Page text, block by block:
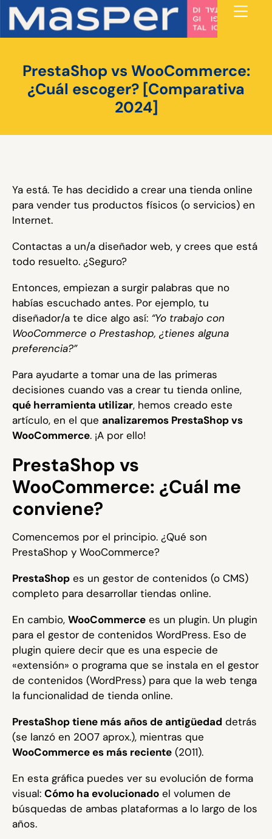
PrestaShop vs WooCommerce:
¿Cuál escoger? [Comparativa
2024]
Ya está. Te has decidido a crear una tienda online
para vender tus productos físicos (o servicios) en
Internet.
Contactas a un/a diseñador web, y crees que está
todo resuelto. ¿Seguro?
Entonces, empiezan a surgir palabras que no
habías escuchado antes. Por ejemplo, tu
diseñador/a te dice algo así: “Yo trabajo con
WooCommerce o Prestashop, ¿tienes alguna
preferencia?”
Para ayudarte a tomar una de las primeras
decisiones cuando vas a crear tu tienda online,
qué herramienta utilizar, hemos creado este
artículo, en el que analizaremos PrestaShop vs
WooCommerce. ¡A por ello!
PrestaShop vs
WooCommerce: ¿Cuál me
conviene?
Comencemos por el principio. ¿Qué son
PrestaShop y WooCommerce?
PrestaShop es un gestor de contenidos (o CMS)
completo para desarrollar tiendas online.
En cambio, WooCommerce es un plugin. Un plugin
para el gestor de contenidos WordPress. Eso de
plugin quiere decir que es una especie de
«extensión» o programa que se instala en el gestor
de contenidos (WordPress) para que la web tenga
la funcionalidad de tienda online.
PrestaShop tiene más años de antigüedad detrás
(se lanzó en 2007 aprox.), mientras que
WooCommerce es más reciente (2011).
En esta gráfica puedes ver su evolución de forma
visual: Cómo ha evolucionado el volumen de
búsquedas de ambas plataformas a lo largo de los
años.